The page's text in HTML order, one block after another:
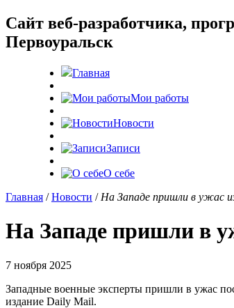
Cайт веб-разработчика,
Первоуральск
Главная
Мои работы
Новости
Записи
О себе
Главная /Новости / На Западе пришли в ужас
На Западе пришли в
7 ноября 2025
Западные военные эксперты пришли в ужас
издание Daily Mail.